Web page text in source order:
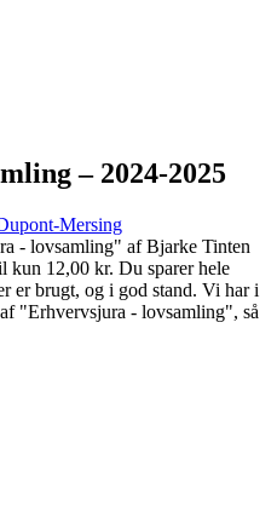
– 2024-2025
Mersing
- lovsamling" af Bjarke Tinten
12,00 kr. Du sparer hele
er brugt, og i god stand. Vi har i
"Erhvervsjura - lovsamling", så